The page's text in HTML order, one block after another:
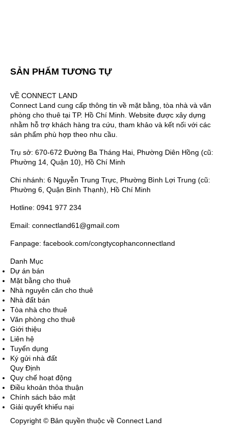
SẢN PHẨM TƯƠNG TỰ
VỀ CONNECT LAND
Connect Land cung cấp thông tin về mặt bằng, tòa nhà và văn
phòng cho thuê tại TP. Hồ Chí Minh. Website được xây dựng
nhằm hỗ trợ khách hàng tra cứu, tham khảo và kết nối với các
sản phẩm phù hợp theo nhu cầu.
Trụ sở: 670-672 Đường Ba Tháng Hai, Phường Diên Hồng (cũ:
Phường 14, Quận 10), Hồ Chí Minh
Chi nhánh: 6 Nguyễn Trung Trực, Phường Bình Lợi Trung (cũ:
Phường 6, Quận Bình Thạnh), Hồ Chí Minh
Hotline: 0941 977 234
Email: connectland61@gmail.com
Fanpage: facebook.com/congtycophanconnectland
Danh Mục
Dự án bán
Mặt bằng cho thuê
Nhà nguyên căn cho thuê
Nhà đất bán
Tòa nhà cho thuê
Văn phòng cho thuê
Giới thiệu
Liên hệ
Tuyển dụng
Ký gửi nhà đất
Quy Định
Quy chế hoạt động
Điều khoản thỏa thuận
Chính sách bảo mật
Giải quyết khiếu nại
Copyright © Bản quyền thuộc về Connect Land